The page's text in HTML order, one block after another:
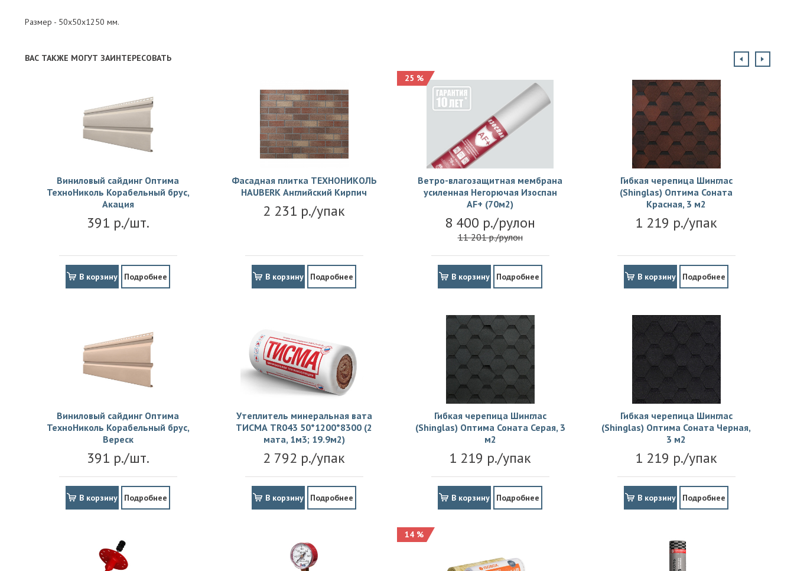
Размер - 50х50х1250 мм.
ВАС ТАКЖЕ МОГУТ ЗАИНТЕРЕСОВАТЬ
Виниловый сайдинг Оптима
ТехноНиколь Корабельный брус,
Акация
391 р./шт.
В корзину Подробнее
Фасадная плитка ТЕХНОНИКОЛЬ
HAUBERK Английский Кирпич
2 231 р./упак
В корзину Подробнее
25 %
Ветро-влагозащитная мембрана
усиленная Негорючая Изоспан
АF+ (70м2)
8 400 р./рулон
11 201 р./рулон
В корзину Подробнее
Гибкая черепица Шинглас
(Shinglas) Оптима Соната
Красная, 3 м2
1 219 р./упак
В корзину Подробнее
Виниловый сайдинг Оптима
ТехноНиколь Корабельный брус,
Вереск
391 р./шт.
В корзину Подробнее
Утеплитель минеральная вата
ТИСМА TR043 50*1200*8300 (2
мата, 1м3; 19.9м2)
2 792 р./упак
В корзину Подробнее
Гибкая черепица Шинглас
(Shinglas) Оптима Соната Серая, 3
м2
1 219 р./упак
В корзину Подробнее
Гибкая черепица Шинглас
(Shinglas) Оптима Соната Черная,
3 м2
1 219 р./упак
В корзину Подробнее
14 %